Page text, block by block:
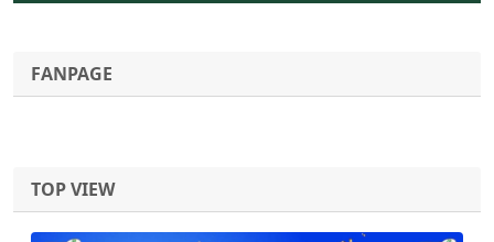
FANPAGE
TOP VIEW